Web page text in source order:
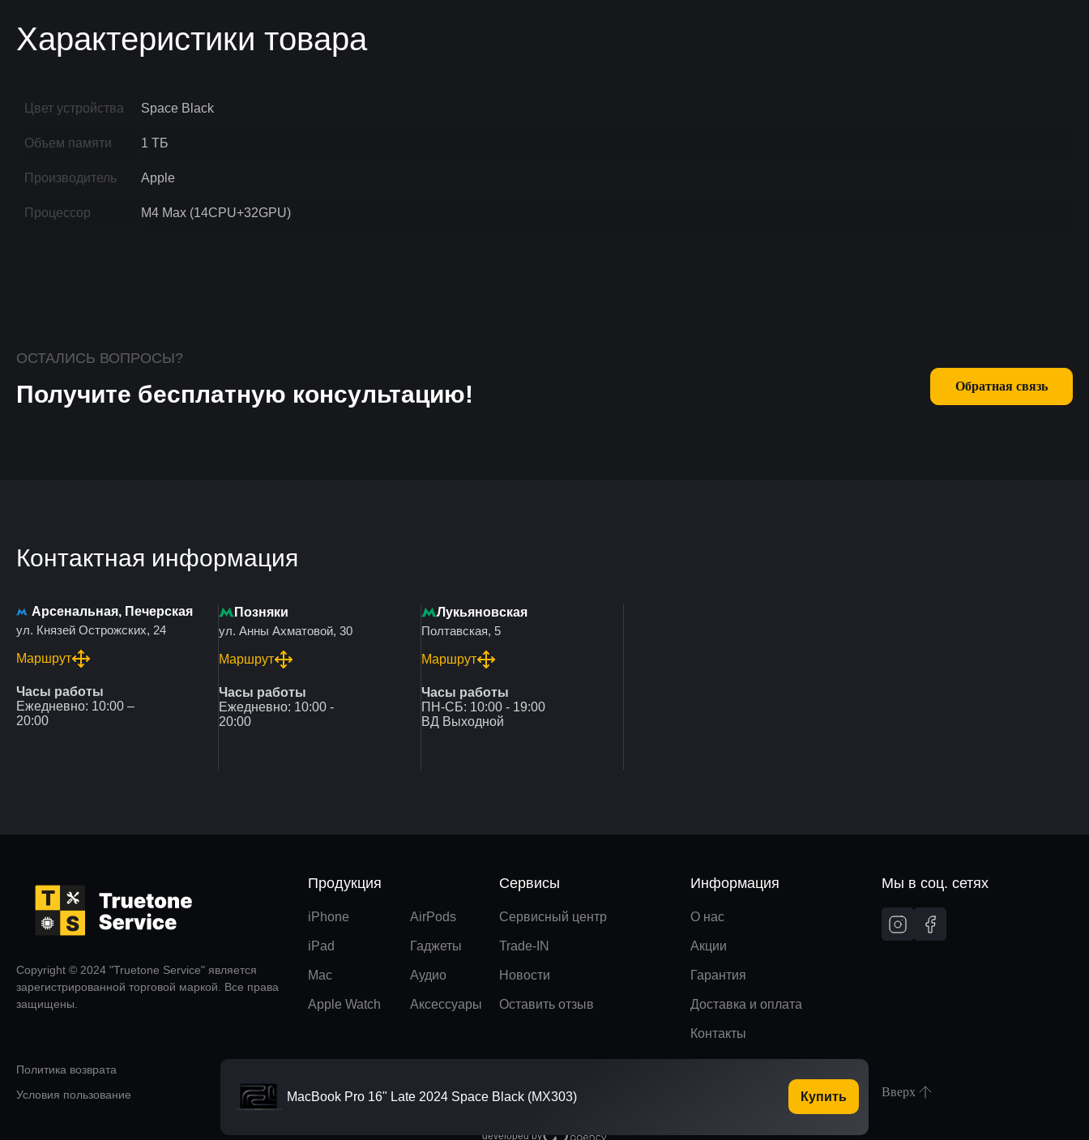
Характеристики товара
Цвет устройства Space Black
Объем памяти 1 ТБ
Производитель Apple
Процессор M4 Max (14CPU+32GPU)
MacBook Pro 16" Late 2024 Space Black (MX303) Купить
ОСТАЛИСЬ ВОПРОСЫ?
Получите бесплатную консультацию! Обратная связь
Контактная информация
Арсенальная, Печерская
ул. Князей Острожских, 24
Маршрут
Часы работы
Ежедневно: 10:00 –
20:00
Позняки
ул. Анны Ахматовой, 30
Маршрут
Часы работы
Ежедневно: 10:00 -
20:00
Лукьяновская
Полтавская, 5
Маршрут
Часы работы
ПН-СБ: 10:00 - 19:00
ВД Выходной
Copyright © 2024 "Truetone Service" является
зарегистрированной торговой маркой. Все права
защищены.
Политика возврата
Условия пользование
Продукция
iPhone
iPad
Mac
Apple Watch
AirPods
Гаджеты
Аудио
Аксессуары
Сервисы
Сервисный центр
Trade-IN
Новости
Оставить отзыв
Информация
О нас
Акции
Гарантия
Доставка и оплата
Контакты
Мы в соц. сетях
Вверх
developed by